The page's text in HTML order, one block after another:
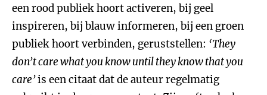
een rood publiek hoort activeren, bij geel
inspireren, bij blauw informeren, bij een groen
publiek hoort verbinden, geruststellen: ‘They
don’t care what you know until they know that you
care’is een citaat dat de auteur regelmatig